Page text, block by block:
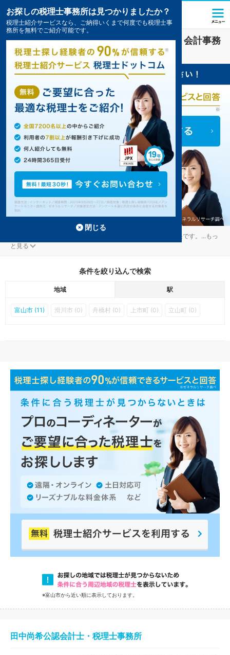
大庄駅(富山県)の確定申告を扱う税理士・会計事務
所の一覧
富山市の大庄駅の確定申告対策を扱う税理士事務所の検索結果です。 ...もっ
と見る
条件を絞り込んで検索
地域 駅
富山市 (11) 滑川市 (0) 舟橋村 (0) 上市町 (0) 立山町 (0)
※富山市から近い順に表示しております。
田中尚希公認会計士・税理士事務所
お探しの税理士事務所は見つかりましたか？
税理士紹介サービスなら、ご納得いくまで何度でも税理士事
務所を無料でご紹介可能です。
閉じる